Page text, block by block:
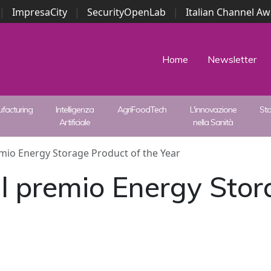
ImpresaCity | SecurityOpenLab |
Italian Channel
Security Awards | ...
Home Newsletter
Intelligenza
Artificiale
AgriFoodTech
L'innovazione
nella Sanità
Energy Storage Product of the Year
premio Energy